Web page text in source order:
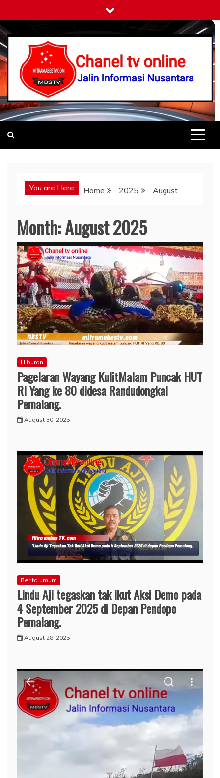
to
content
Mitramabestv
Jalin Informasi Nusantara
You are Here Home 2025 August
Month:August 2025
Hiburan
Pagelaran Wayang KulitMalam Puncak HUT
RI Yang ke 80 didesa Randudongkal
Pemalang.
August 30, 2025
Berita umum
Lindu Aji tegaskan tak ikut Aksi Demo pada
4 September 2025 di Depan Pendopo
Pemalang.
August 28, 2025